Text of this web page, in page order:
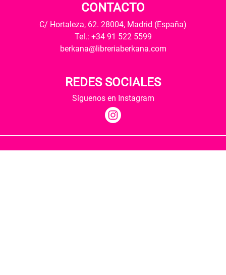
CONTACTO
C/ Hortaleza, 62. 28004, Madrid (España)
Tel.: +34 91 522 5599
berkana@libreriaberkana.com
REDES SOCIALES
Síguenos en Instagram